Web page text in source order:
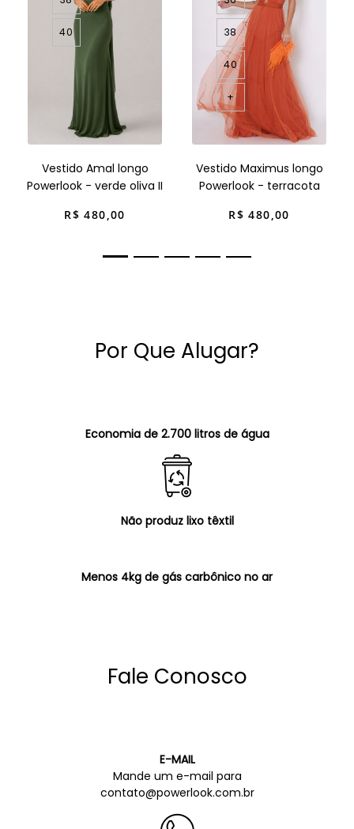
40
Vestido Amal longo
Powerlook - verde oliva II
R$ 480,00
38
40
+
Vestido Maximus longo
Powerlook - terracota
R$ 480,00
Por Que Alugar?
Economia de 2.700 litros de água
Não produz lixo têxtil
Menos 4kg de gás carbônico no ar
Fale Conosco
E-MAIL
Mande um e-mail para
contato@powerlook.com.br